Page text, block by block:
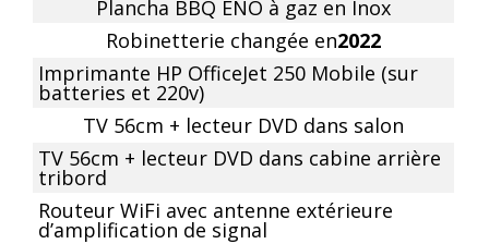
Plancha BBQ ENO à gaz en Inox
Robinetterie changée en2022
Imprimante HP OfficeJet 250 Mobile (sur
batteries et 220v)
TV 56cm + lecteur DVD dans salon
TV 56cm + lecteur DVD dans cabine arrière
tribord
Routeur WiFi avec antenne extérieure
d’amplification de signal